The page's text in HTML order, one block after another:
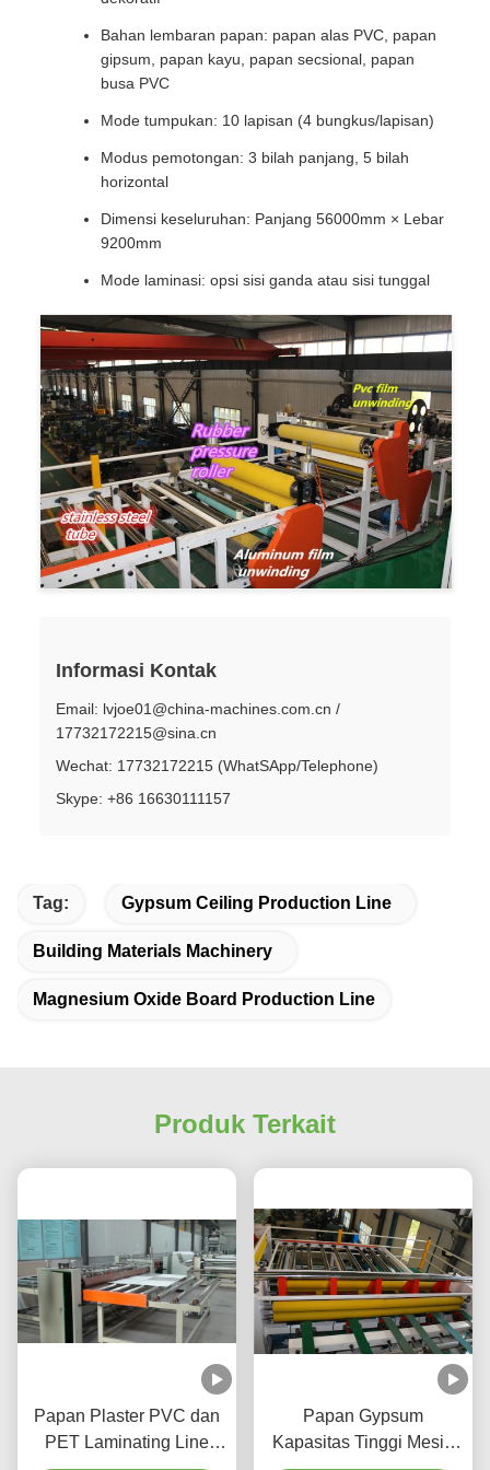
Bahan lembaran papan: papan alas PVC, papan
gipsum, papan kayu, papan secsional, papan
busa PVC
Mode tumpukan: 10 lapisan (4 bungkus/lapisan)
Modus pemotongan: 3 bilah panjang, 5 bilah
horizontal
Dimensi keseluruhan: Panjang 56000mm × Lebar
9200mm
Mode laminasi: opsi sisi ganda atau sisi tunggal
Informasi Kontak
Email: lvjoe01@china-machines.com.cn /
17732172215@sina.cn
Wechat: 17732172215 (WhatSApp/Telephone)
Skype: +86 16630111157
Tag: Gypsum Ceiling Production Line
Building Materials Machinery
Magnesium Oxide Board Production Line
Produk Terkait
Papan Plaster PVC dan
PET Laminating Line
Papan Gypsum
Kapasitas Tinggi Mesin